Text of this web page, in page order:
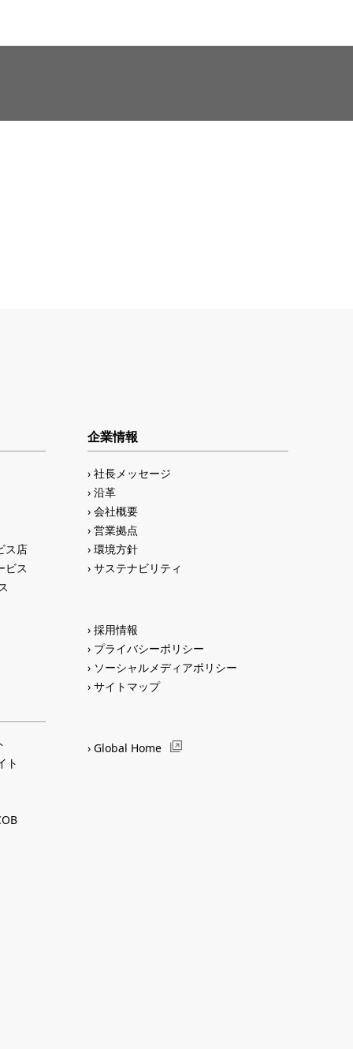
ス店
ビス
ト
企業情報
社長メッセージ
沿革
会社概要
営業拠点
環境方針
サステナビリティ
採用情報
プライバシーポリシー
ソーシャルメディアポリシー
サイトマップ
Global Home